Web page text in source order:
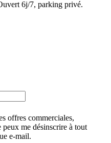
6j/7, parking privé.
offres commerciales,
peux me désinscrire à tout
e-mail.